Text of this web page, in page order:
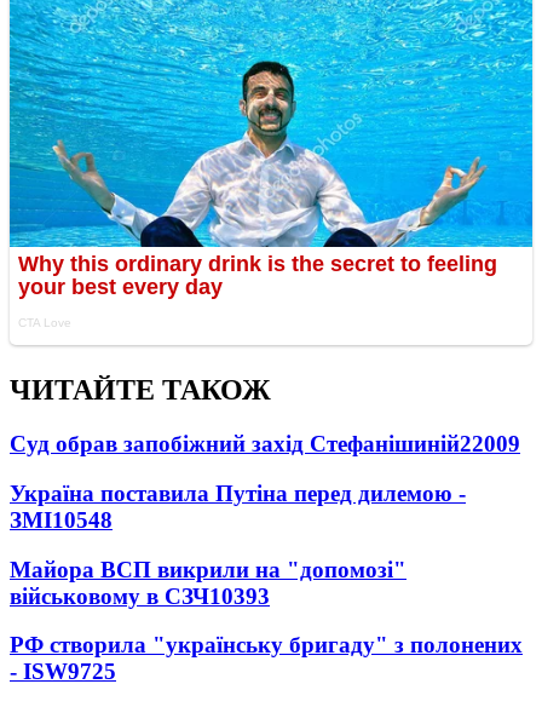
ЧИТАЙТЕ ТАКОЖ
Суд обрав запобіжний захід Стефанішиній22009
Україна поставила Путіна перед дилемою -
ЗМІ10548
Майора ВСП викрили на "допомозі"
військовому в СЗЧ10393
РФ створила "українську бригаду" з полонених
- ISW9725